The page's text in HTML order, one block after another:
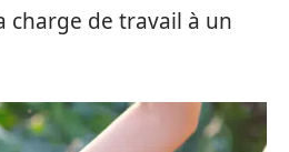
charge de travail à un